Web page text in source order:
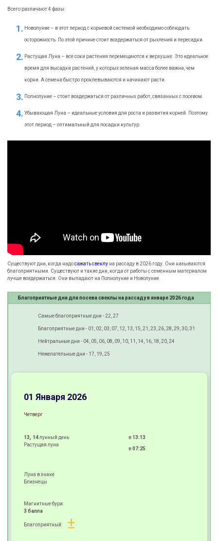
Всего различают 4 фазы:
Новолуние – в этот период с корневой системой необходимо соблюдать
осторожность. По этой причине стоит воздержаться от рыхления и пересадки.
Растущая Луна – все соки растения перемещаются к верхушке. Это идеальное
время для высадки растений, у которых зеленая масса более важна, чем
корни. А семена быстро проклевываются и начинают расти.
Полнолуние – стоит воздержаться от различных работ, связанных с посевом.
Убывающая Луна – идеальные условия для роста и развития корней. Поэтому
этот период – оптимальный для посадки культур.
Существуют дни, когда надосажать свеклу на рассаду в2026 году. Они называются
благоприятными. Существуют и такие дни, когда от работы с семенным материалом
лучше воздержаться. Они выпадают на Полнолуние и Новолуние.
Благоприятные дни для посева свеклы на рассаду в январе 2026 года
Самые благоприятные дни - 22, 27
Благоприятные дни - 01, 02, 03, 07, 12, 13, 15, 21, 23, 26, 28, 29, 30, 31
Нейтральные дни - 04, 05, 06, 08, 09, 10, 11, 14, 16, 18, 20, 24
Нежелательные дни - 17, 19, 25
01 Января 2026
Четверг
13, 14лунный день
Растущая луна
в 13:13
в07:25
Луна в знаке
Близнецы
Магнитные бури:
3 балла
Благоприятный:
±